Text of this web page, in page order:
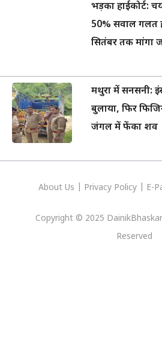
भड़का हाईकोर्ट:
50% सवाल गलत
सितंबर तक मांगा
मथुरा में सनसनी:
बुलाया, फिर
जंगल में फेंका शव
About Us Privacy Policy E-
Copyright © 2025
Reserved